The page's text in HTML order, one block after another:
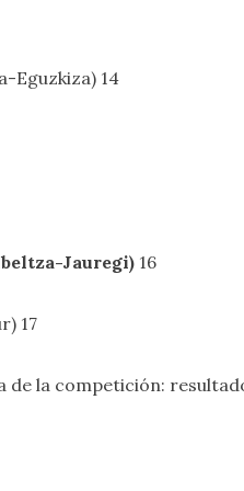
Eguzkiza) 14
Jauregi) 16
17
de la competición: